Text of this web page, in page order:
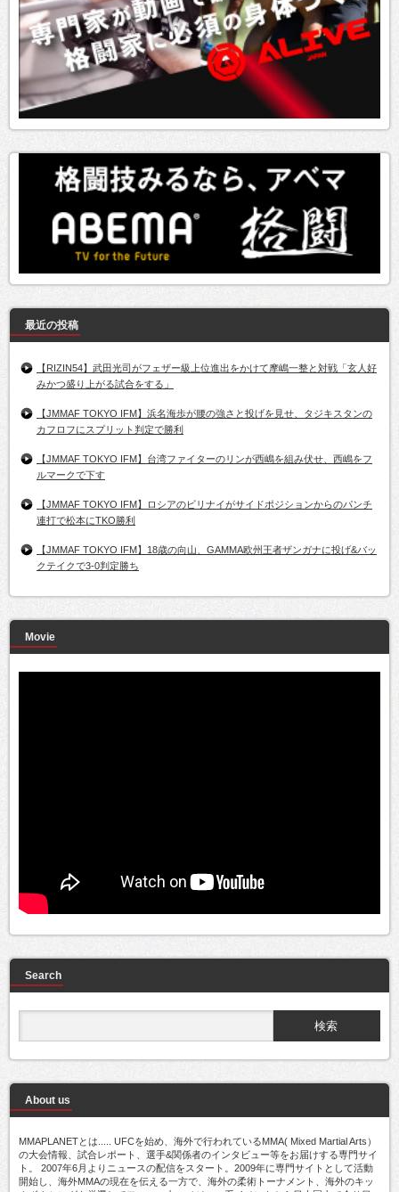
最近の投稿
【RIZIN54】武田光司がフェザー級上位進出をかけて摩嶋一整と対戦「玄人好
みかつ盛り上がる試合をする」
【JMMAF TOKYO IFM】浜名海歩が腰の強さと投げを見せ、タジキスタンの
カフロフにスプリット判定で勝利
【JMMAF TOKYO IFM】台湾ファイターのリンが西嶋を組み伏せ、西嶋をフ
ルマークで下す
【JMMAF TOKYO IFM】ロシアのビリナイがサイドポジションからのパンチ
連打で松本にTKO勝利
【JMMAF TOKYO IFM】18歳の向山、GAMMA欧州王者ザンガナに投げ&バッ
クテイクで3-0判定勝ち
Movie
Search
About us
MMAPLANETとは..... UFCを始め、海外で行われているMMA( Mixed Martial Arts）
の大会情報、試合レポート、選手&関係者のインタビュー等をお届けする専門サイ
ト。 2007年6月よりニュースの配信をスタート。2009年に専門サイトとして活動
開始し、海外MMAの現在を伝える一方で、海外の柔術トーナメント、海外のキッ